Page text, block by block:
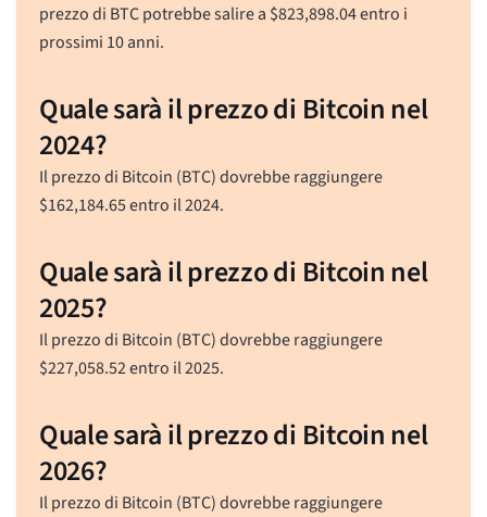
prezzo di BTC potrebbe salire a $823,898.04entro i
prossimi 10 anni.
Quale sarà il prezzo di Bitcoin nel
2024?
Il prezzo di Bitcoin (BTC) dovrebbe raggiungere
$162,184.65entro il 2024.
Quale sarà il prezzo di Bitcoin nel
2025?
Il prezzo di Bitcoin (BTC) dovrebbe raggiungere
$227,058.52entro il 2025.
Quale sarà il prezzo di Bitcoin nel
2026?
Il prezzo di Bitcoin (BTC) dovrebbe raggiungere